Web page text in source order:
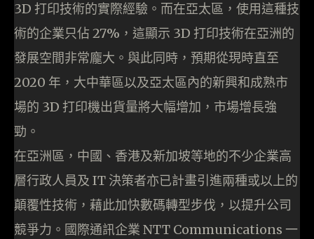
3D 打印技術的實際經驗。而在亞太區，使用這種技
術的企業只佔 27%，這顯示 3D 打印技術在亞洲的
發展空間非常龐大。與此同時，預期從現時直至
2020 年，大中華區以及亞太區內的新興和成熟市
場的 3D 打印機出貨量將大幅增加，市場增長強
勁。
在亞洲區，中國、香港及新加坡等地的不少企業高
層行政人員及 IT 決策者亦已計畫引進兩種或以上的
顛覆性技術，藉此加快數碼轉型步伐，以提升公司
競爭力。國際通訊企業 NTT Communications 一